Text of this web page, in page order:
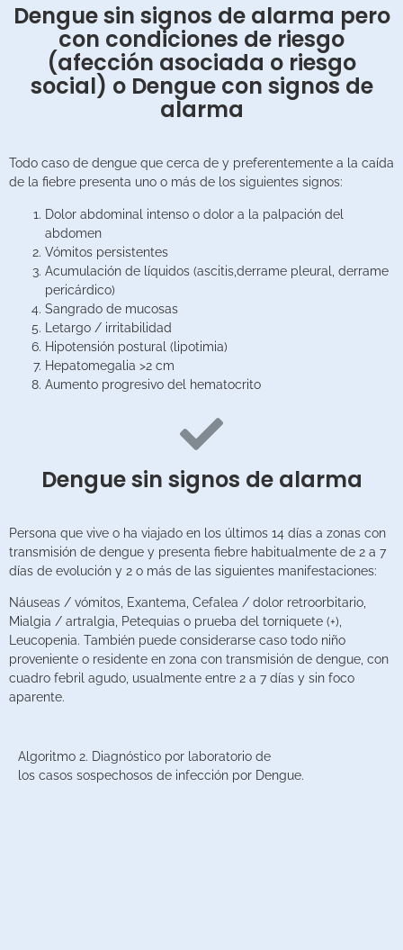
Dengue sin signos de alarma pero
con condiciones de riesgo
(afección asociada o riesgo
social) o Dengue con signos de
alarma
Todo caso de dengue que cerca de y preferentemente a la caída
de la fiebre presenta uno o más de los siguientes signos:
Dolor abdominal intenso o dolor a la palpación del
abdomen
Vómitos persistentes
Acumulación de líquidos (ascitis,derrame pleural, derrame
pericárdico)
Sangrado de mucosas
Letargo / irritabilidad
Hipotensión postural (lipotimia)
Hepatomegalia >2 cm
Aumento progresivo del hematocrito
Dengue sin signos de alarma
Persona que vive o ha viajado en los últimos 14 días a zonas con
transmisión de dengue y presenta fiebre habitualmente de 2 a 7
días de evolución y 2 o más de las siguientes manifestaciones:
Náuseas / vómitos, Exantema, Cefalea / dolor retroorbitario,
Mialgia / artralgia, Petequias o prueba del torniquete (+),
Leucopenia. También puede considerarse caso todo niño
proveniente o residente en zona con transmisión de dengue, con
cuadro febril agudo, usualmente entre 2 a 7 días y sin foco
aparente.
Algoritmo 2. Diagnóstico por laboratorio de
los casos sospechosos de infección por Dengue.